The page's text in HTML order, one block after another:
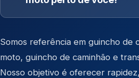
Somos referência em guincho de
moto, guincho de caminhão e
Nosso objetivo é oferecer